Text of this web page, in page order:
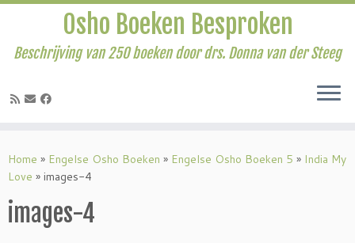
naar
inhoud
Osho Boeken Besproken
Beschrijving van 250 boeken door drs. Donna van der Steeg
Home » Engelse Osho Boeken » Engelse Osho Boeken 5 » India My
Love » images-4
images-4